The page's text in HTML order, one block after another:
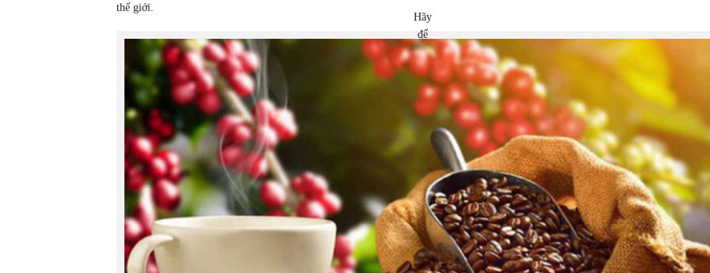
Hãy
để
Sing
Post
sự
lựa
thế giới.